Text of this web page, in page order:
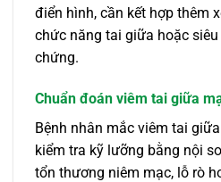
điển hình, cần kết hợp thêm
chức năng tai giữa hoặc
chứng.
Chuẩn đoán viêm tai giữa
Bệnh nhân mắc viêm tai
kiểm tra kỹ lưỡng bằng nội
tổn thương niêm mạc, lỗ rò